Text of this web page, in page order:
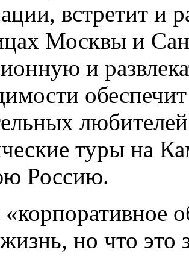
встретит и
Москвы и
и
туры на
Россию.
но что это